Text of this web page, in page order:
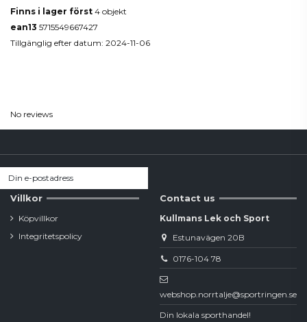
Finns i lager först 4 objekt
ean13 5715549667427
Tillgänglig efter datum: 2024-11-06
No reviews
Villkor
Köpvillkor
Integritetspolicy
Contact us
Kullmans Lek och Sport
Estunavägen 20B
0176-104 78
webshop.norrtalje@sportringen.se
Din lokala sporthandel!